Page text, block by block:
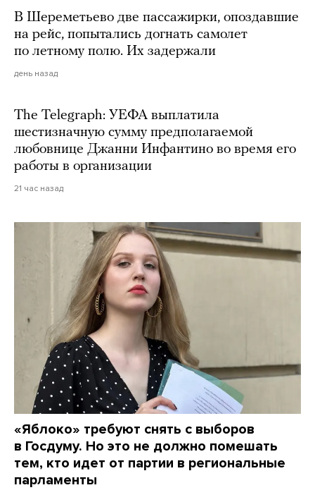
В Шереметьево две пассажирки, опоздавшие
на рейс, попытались догнать самолет
по летному полю. Их задержали
день назад
The Telegraph: УЕФА выплатила
шестизначную сумму предполагаемой
любовнице Джанни Инфантино во время его
работы в организации
21 час назад
«Яблоко» требуют снять с выборов
в Госдуму. Но это не должно помешать
тем, кто идет от партии в региональные
парламенты